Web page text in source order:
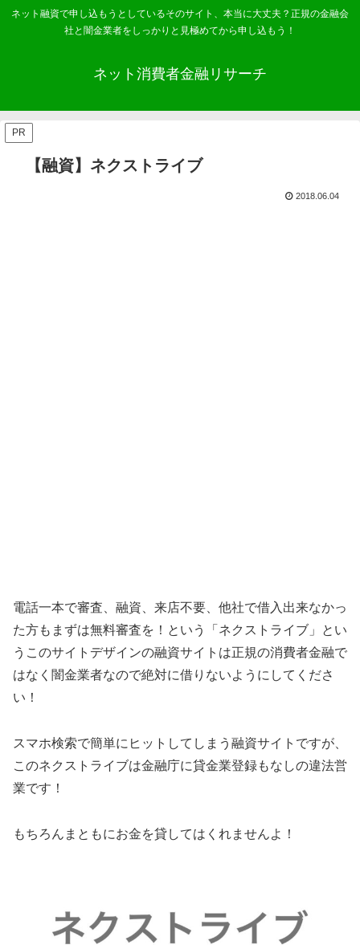
ネット融資で申し込もうとしているそのサイト、本当に大丈夫？正規の金融会
社と闇金業者をしっかりと見極めてから申し込もう！
ネット消費者金融リサーチ
PR
【融資】ネクストライブ
2018.06.04
電話一本で審査、融資、来店不要、他社で借入出来なかっ
た方もまずは無料審査を！ という「 ネクストライブ 」とい
うこのサイトデザインの融資サイトは正規の消費者金融で
はなく闇金業者なので絶対に借りないようにしてくださ
い！
スマホ検索で簡単にヒットしてしまう融資サイトですが、
このネクストライブは金融庁に貸金業登録もなしの違法営
業です！
もちろんまともにお金を貸してはくれませんよ！